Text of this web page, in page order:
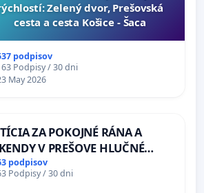
Zelený dvor, Prešovská
cesta a cesta Košice - Šaca
podpisov
Podpisy / 30 dni
May 2026
ZA POKOJNÉ RÁNA A
V PREŠOVE HLUČNÉ
PRÁCE V SOBOTU LEN
9.00 DO 13.00 HOD., CEZ
podpisov
Podpisy / 30 dni